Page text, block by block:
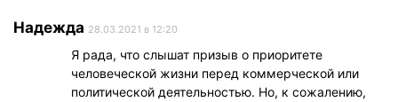
Надежда 28.03.2021 в 12:20
Я рада, что слышат призыв о приоритете
человеческой жизни перед коммерческой или
политической деятельностью. Но, к сожалению,